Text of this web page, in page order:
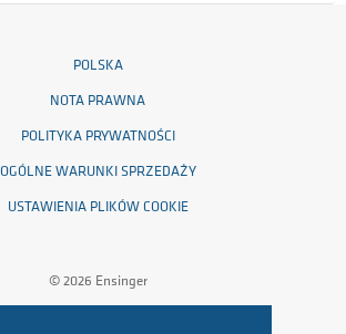
POLSKA
NOTA PRAWNA
POLITYKA PRYWATNOŚCI
OGÓLNE WARUNKI SPRZEDAŻY
USTAWIENIA PLIKÓW COOKIE
© 2026 Ensinger